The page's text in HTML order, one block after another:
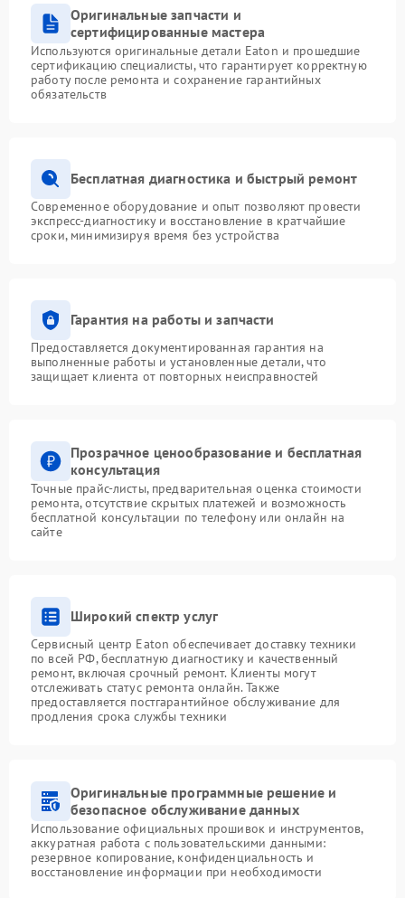
Оригинальные запчасти и
сертифицированные мастера
Используются оригинальные детали Eaton и прошедшие
сертификацию специалисты, что гарантирует корректную
работу после ремонта и сохранение гарантийных
обязательств
Бесплатная диагностика и быстрый ремонт
Современное оборудование и опыт позволяют провести
экспресс-диагностику и восстановление в кратчайшие
сроки, минимизируя время без устройства
Гарантия на работы и запчасти
Предоставляется документированная гарантия на
выполненные работы и установленные детали, что
защищает клиента от повторных неисправностей
Прозрачное ценообразование и бесплатная
консультация
Точные прайс-листы, предварительная оценка стоимости
ремонта, отсутствие скрытых платежей и возможность
бесплатной консультации по телефону или онлайн на
сайте
Широкий спектр услуг
Сервисный центр Eaton обеспечивает доставку техники
по всей РФ, бесплатную диагностику и качественный
ремонт, включая срочный ремонт. Клиенты могут
отслеживать статус ремонта онлайн. Также
предоставляется постгарантийное обслуживание для
продления срока службы техники
Оригинальные программные решение и
безопасное обслуживание данных
Использование официальных прошивок и инструментов,
аккуратная работа с пользовательскими данными:
резервное копирование, конфиденциальность и
восстановление информации при необходимости